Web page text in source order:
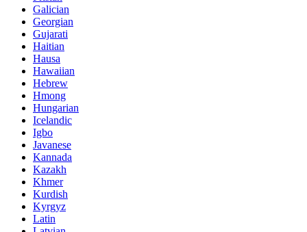
Galician
Georgian
Gujarati
Haitian
Hausa
Hawaiian
Hebrew
Hmong
Hungarian
Icelandic
Igbo
Javanese
Kannada
Kazakh
Khmer
Kurdish
Kyrgyz
Latin